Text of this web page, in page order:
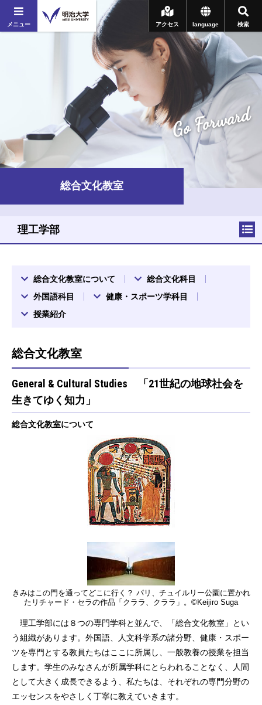
メニュー 検索
language
アクセス
Go Forward
総合文化教室
総合文化教室について
総合文化科目
外国語科目
健康・スポーツ学科目
授業紹介
総合文化教室
General & Cultural Studies 「21世紀の地球社会を
生きてゆく知力」
総合文化教室について
きみはこの門を通ってどこに行く？ パリ、チュイルリー公園に置かれ
たリチャード・セラの作品「クララ、クララ」。©Keijiro Suga
理工学部には８つの専門学科と並んで、「総合文化教室」とい
う組織があります。外国語、人文科学系の諸分野、健康・スポー
ツを専門とする教員たちはここに所属し、一般教養の授業を担当
します。学生のみなさんが所属学科にとらわれることなく、人間
として大きく成長できるよう、私たちは、それぞれの専門分野の
エッセンスをやさしく丁寧に教えていきます。
理工学部